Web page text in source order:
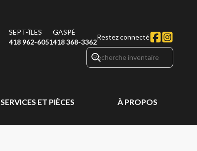
SEPT-ÎLES
418 962-6051
GASPÉ
418 368-3362
Restez connecté
SERVICES ET PIÈCES À PROPOS